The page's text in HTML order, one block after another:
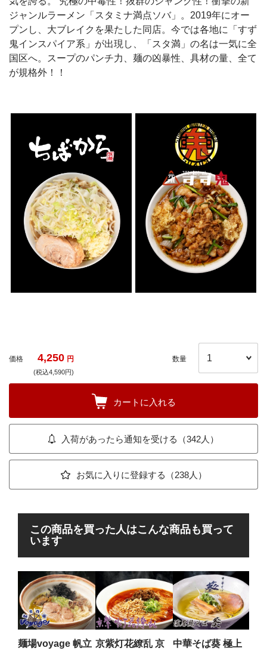
ジャンルラーメン「スタミナ満点ソバ」。2019年にオー
プンし、大ブレイクを果たした同店。今では各地に「すず
鬼インスパイア系」が出現し、「スタ満」の名は一気に全
国区へ。スープのパンチ力、麺の凶暴性、具材の量、全て
が規格外！！
価格 4,250 円
(税込4,590円)
数量
カートに入れる
入荷があったら通知を受ける（342人）
お気に入りに登録する（238人）
この商品を買った人はこんな商品も買って
います
麺場voyage 帆立 京紫灯花繚乱 京
中華そば葵 極上